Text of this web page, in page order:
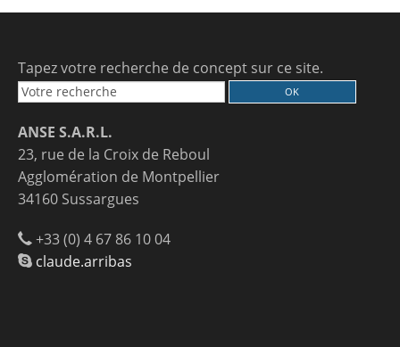
Tapez votre recherche de concept sur ce site.
ANSE S.A.R.L.
23, rue de la Croix de Reboul
Agglomération de Montpellier
34160 Sussargues
+33 (0) 4 67 86 10 04
claude.arribas